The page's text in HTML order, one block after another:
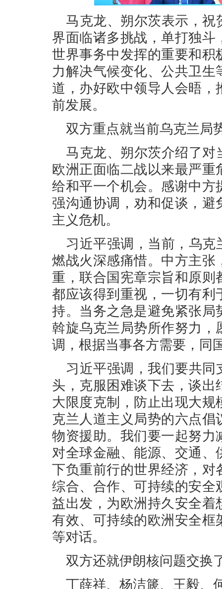
马克龙、朔尔茨表示，
界面临诸多挑战，单打独
世界事务中发挥的重要和
力解决气候变化、公共卫
道，办好欧中领导人会晤
前发展。
双方重点就当前乌克兰局
马克龙、朔尔茨介绍了
欧洲正面临二战以来最严
给和平一个机会。感谢中
强沟通协调，劝和促谈，
主义危机。
习近平强调，当前，乌
燃战火深感痛惜。中方主
重，联合国宪章宗旨和原
都应该得到重视，一切有
持。当务之急是避免紧张
斡旋乌克兰局势所作努力
调，根据当事各方需要，同
习近平强调，我们要共
头，克服困难谈下去，谈
大限度克制，防止出现大
克兰人道主义局势的六点
物资援助。我们要一起努
对全球金融、能源、交通
下负重前行的世界经济，
综合、合作、可持续的安
益出发，为欧洲持久安全
有效、可持续的欧洲安全
等对话。
双方还就伊朗核问题交换
丁薛祥、杨洁篪、王毅、